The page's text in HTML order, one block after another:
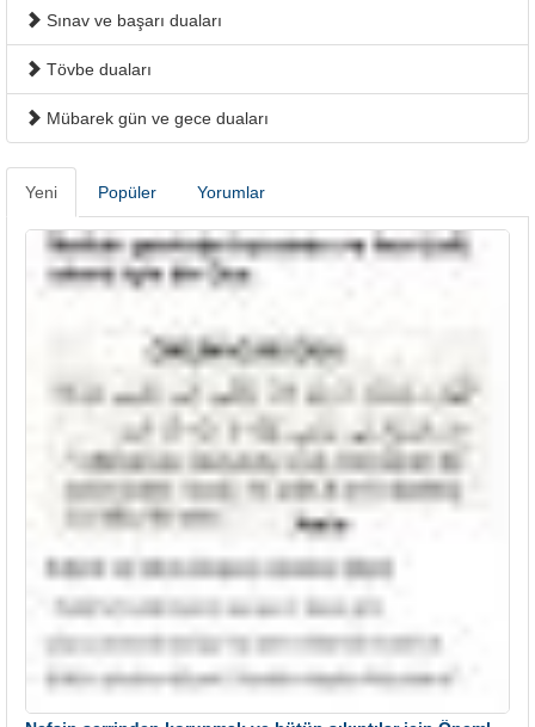
Sınav ve başarı duaları
Tövbe duaları
Mübarek gün ve gece duaları
Yeni Popüler Yorumlar